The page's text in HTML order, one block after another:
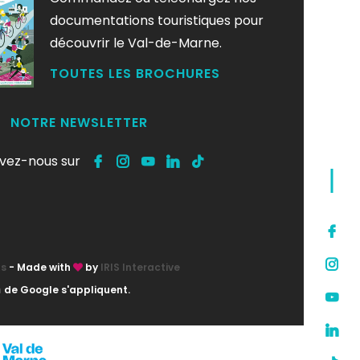
documentations touristiques pour
découvrir le Val-de-Marne.
TOUTES LES BROCHURES
NOTRE NEWSLETTER
nous sur
- Made with by IRIS Interactive
de Google s'appliquent.